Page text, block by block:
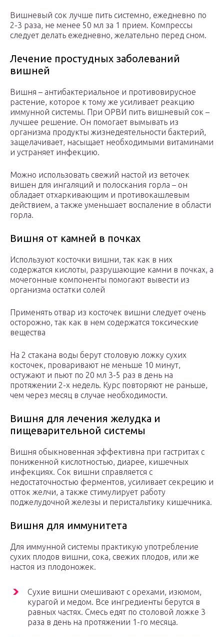
Вишневый сок лучше пить системно, ежедневно по
2-3 раза, не менее 50 мл за 1 прием. Компрессы
следует делать ежедневно, желательно перед сном.
Лечение простудных заболеваний
вишней
Вишня – антибактериальное и противовирусное
растение, которое к тому же усиливает реакцию
иммунной системы. При ОРВИ пить вишневый сок –
лучшее решение. Он помогает вымывать из
организма продукты жизнедеятельности бактерий,
защелачивает, насыщает необходимыми витаминами
и устраняет инфекцию.
Можно использовать свежий настой из веточек
вишен для ингаляций и полоскания горла – он
обладает отхаркивающим и противокашлевым
действием, а также уменьшает воспаление в области
горла.
Вишня от камней в почках
Используют косточки вишни, так как в них
содержатся кислоты, разрушающие камни в почках, а
мочегонные компоненты помогают вывести из
организма остатки солей
Применять отвар из косточек вишни следует очень
осторожно, так как в нем содержатся токсические
вещества
На 2 стакана воды берут столовую ложку сухих
косточек, проваривают не меньше 10 минут,
остужают и пьют по 20 мл 3-5 раз в день на
протяжении 2-х недель. Курс повторяют не раньше,
чем через месяц в случае необходимости.
Вишня для лечения желудка и
пищеварительной системы
Вишня обыкновенная эффективна при гастритах с
пониженной кислотностью, диарее, кишечных
инфекциях. Сок вишни справляется с
недостаточностью ферментов, усиливает секрецию и
отток желчи, а также стимулирует работу
поджелудочной железы и перистальтику кишечника.
Вишня для иммунитета
Для иммунной системы практикую употребление
сухих плодов вишни, сока, свежих плодов, или же
настоя из плодоножек.
Сухие вишни смешивают с орехами, изюмом,
курагой и медом. Все ингредиенты берутся в
равных частях. Смесь едят по столовой ложке 3
раза в день на протяжении 1-го месяца.